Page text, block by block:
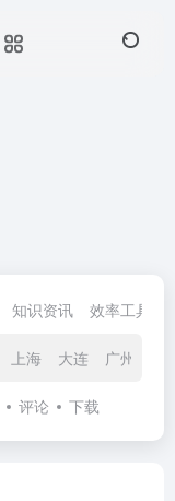
知识资讯 效率工具
上海 大连 广州
评论 下载